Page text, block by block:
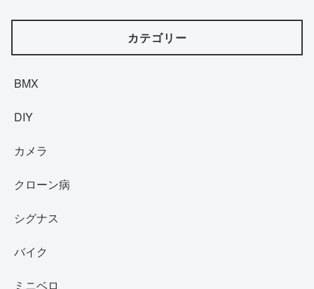
カテゴリー
BMX
DIY
カメラ
クローン病
シグナス
バイク
ミニベロ